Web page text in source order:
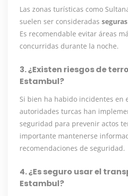
Las zonas turísticas como
suelen ser consideradas seguras
Es recomendable evitar áreas
concurridas durante la noche.
3. ¿Existen riesgos de
Estambul?
Si bien ha habido incidentes en
autoridades turcas han
seguridad para prevenir actos
importante mantenerse
recomendaciones de seguridad.
4. ¿Es seguro usar el
Estambul?